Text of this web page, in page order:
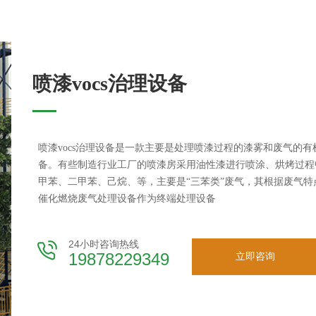
喷漆vocs治理设备
立即咨询
24小时咨询热线
19878229349
喷漆vocs治理设备是一款主要是处理喷漆过程的漆雾和废气的有
备。有些制造行业工厂的喷漆房采用油性漆进行喷涂、烘烤过
甲苯、二甲苯、己烷、等，主要是“三苯类”废气，其根据废气特
催化燃烧废气处理设备作为终端处理设备